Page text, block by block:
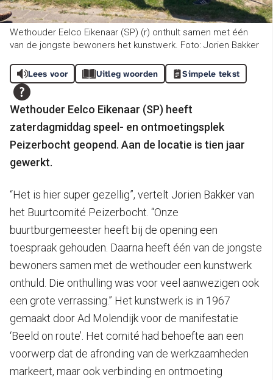
Wethouder Eelco Eikenaar (SP) (r) onthult samen met één
van de jongste bewoners het kunstwerk. Foto: Jorien Bakker
Lees voor Uitleg woorden Simpele tekst
Wethouder Eelco Eikenaar (SP) heeft
zaterdagmiddag speel- en ontmoetingsplek
Peizerbocht geopend. Aan de locatie is tien jaar
gewerkt.
“Het is hier super gezellig”, vertelt Jorien Bakker van
het Buurtcomité Peizerbocht. “Onze
buurtburgemeester heeft bij de opening een
toespraak gehouden. Daarna heeft één van de jongste
bewoners samen met de wethouder een kunstwerk
onthuld. Die onthulling was voor veel aanwezigen ook
een grote verrassing.” Het kunstwerk is in 1967
gemaakt door Ad Molendijk voor de manifestatie
‘Beeld on route’. Het comité had behoefte aan een
voorwerp dat de afronding van de werkzaamheden
markeert, maar ook verbinding en ontmoeting